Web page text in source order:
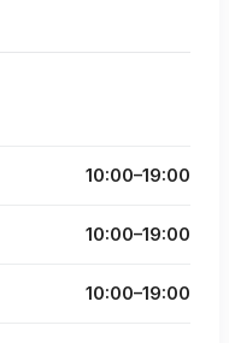
10:00–19:00
10:00–19:00
10:00–19:00